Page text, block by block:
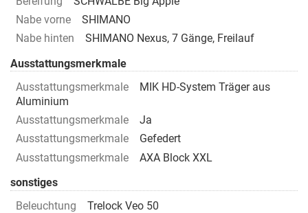
Nabe vorne
SHIMANO
Nabe hinten
SHIMANO Nexus, 7 Gänge, Freilauf
Ausstattungsmerkmale
Ausstattungsmerkmale
MIK HD-System Träger aus
Aluminium
Ausstattungsmerkmale
Ja
Ausstattungsmerkmale
Gefedert
Ausstattungsmerkmale
AXA Block XXL
sonstiges
Beleuchtung
Trelock Veo 50